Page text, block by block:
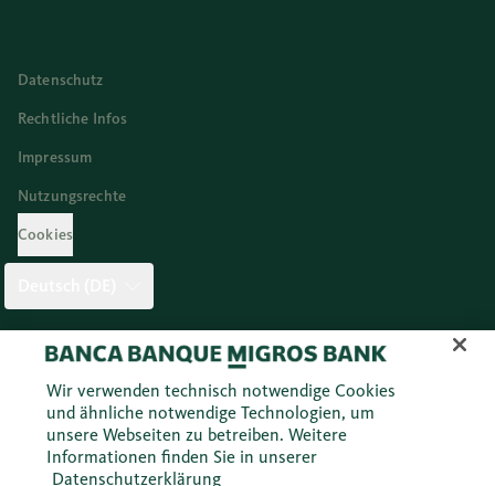
Datenschutz
Rechtliche Infos
Impressum
Nutzungsrechte
Cookies
Twitter Facebook Blog Instagram Youtube
© 2026 Migros Bank AG
Wir verwenden technisch notwendige Cookies
und ähnliche notwendige Technologien, um
unsere Webseiten zu betreiben. Weitere
Informationen finden Sie in unserer
Datenschutzerklärung